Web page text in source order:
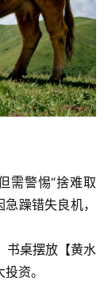
需警惕“捨难取
躁错失良机，
书桌摆放【黄水
投资。